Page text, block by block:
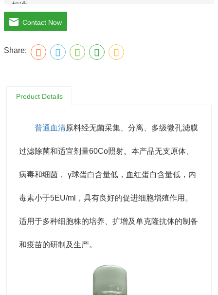
标准。
注意事项：解冻：采用逐步解冻法（ -20℃→2-8℃→ 室
温），可减少沉淀的产生使血清质量不会受到影响。
Contact Now
Share:
Product Details
普通血清原料经无菌采集、分离、多级微孔滤膜
过滤除菌和适宜剂量60Co照射。本产品无支原体、
病毒和细菌， γ球蛋白含量低，血红蛋白含量低，内
毒素小于5EU/ml，具有良好的促进细胞增殖作用。
适用于多种细胞株的培养、扩增及单克隆抗体的制备
和疫苗的研制及生产。